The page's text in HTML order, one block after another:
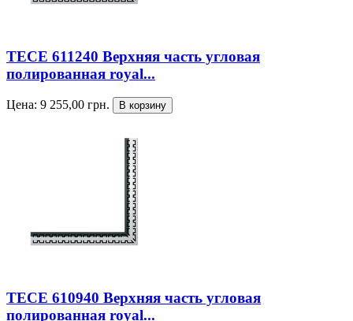
TECE 611240 Верхняя часть угловая
полированная royal...
Цена: 9 255,00 грн.
TECE 610940 Верхняя часть угловая
полированная royal...